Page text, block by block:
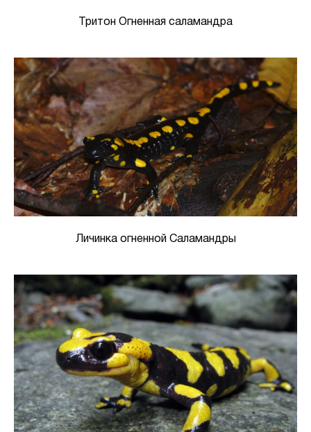
Тритон Огненная саламандра
Личинка огненной Саламандры